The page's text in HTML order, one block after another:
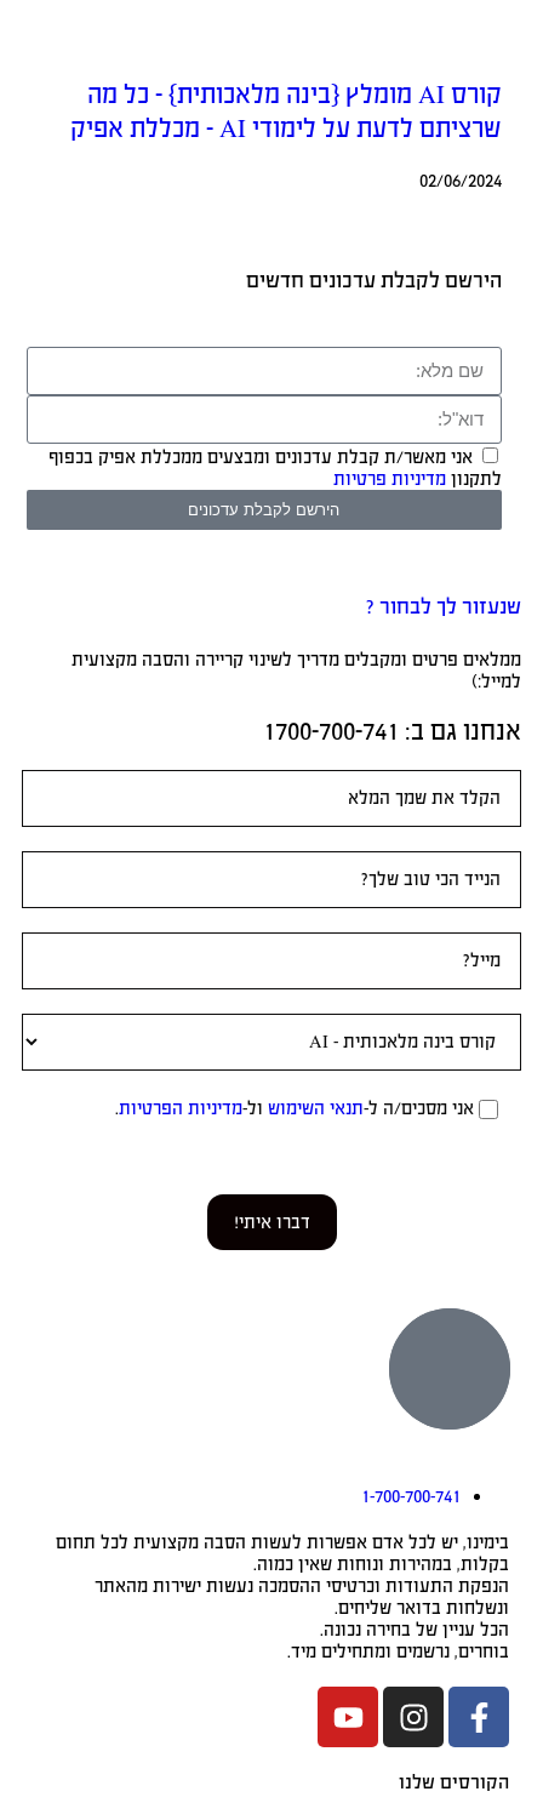
קורס AI מומלץ {בינה מלאכותית} – כל מה
שרציתם לדעת על לימודי AI – מכללת אפיק
02/06/2024
הירשם לקבלת עדכונים חדשים
אני מאשר/ת קבלת עדכונים ומבצעים ממכללת אפיק בכפוף
לתקנון מדיניות פרטיות
הירשם לקבלת עדכונים
שנעזור לך לבחור ?
ממלאים פרטים ומקבלים מדריך לשינוי קריירה והסבה מקצועית
למייל:)
אנחנו גם ב:​ 1700-700-741
ראשי
אני מסכים/ה ל-תנאי השימושול-מדיניות הפרטיות.
דברו איתי!
1-700-700-741
בימינו, יש לכל אדם אפשרות לעשות הסבה מקצועית לכל תחום
בקלות, במהירות ונוחות שאין כמוה.
הנפקת התעודות וכרטיסי ההסמכה נעשות ישירות מהאתר
ונשלחות בדואר שליחים.
הכל עניין של בחירה נכונה.
בוחרים, נרשמים ומתחילים מיד.
הקורסים שלנו